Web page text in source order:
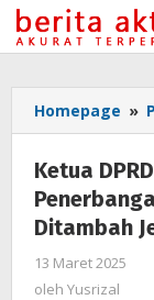
Lewati
ke
konten
Homepage »
Ketua
Ditambah
13 Maret 2025
oleh Yusrizal